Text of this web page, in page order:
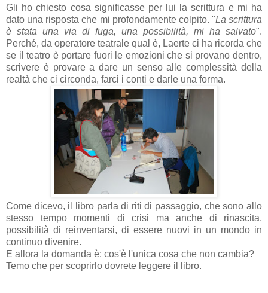
Gli ho chiesto cosa significasse per lui la scrittura e mi ha
dato una risposta che mi profondamente colpito. "La scrittura
è stata una via di fuga, una possibilità, mi ha salvato".
Perché, da operatore teatrale qual è, Laerte ci ha ricorda che
se il teatro è portare fuori le emozioni che si provano dentro,
scrivere è provare a dare un senso alle complessità della
realtà che ci circonda, farci i conti e darle una forma.
Come dicevo, il libro parla di riti di passaggio, che sono allo
stesso tempo momenti di crisi ma anche di rinascita,
possibilità di reinventarsi, di essere nuovi in un mondo in
continuo divenire.
E allora la domanda è: cos'è l'unica cosa che non cambia?
Temo che per scoprirlo dovrete leggere il libro.